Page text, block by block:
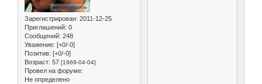
Зарегистрирован: 2011-12-25
Приглашений: 0
Сообщений: 248
Уважение: [+0/-0]
Позитив: [+0/-0]
Возраст: 57 [1969-04-04]
Провел на форуме:
Не определено